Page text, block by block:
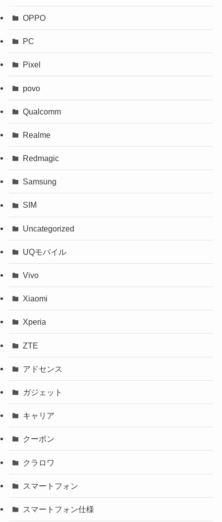
OPPO
PC
Pixel
povo
Qualcomm
Realme
Redmagic
Samsung
SIM
Uncategorized
UQモバイル
Vivo
Xiaomi
Xperia
ZTE
アドセンス
ガジェット
キャリア
クーポン
クラロワ
スマートフォン
スマートフォン仕様